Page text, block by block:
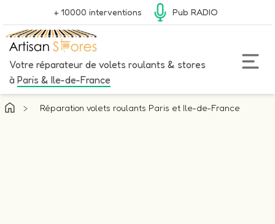
+ 10000 interventions Pub RADIO
Votre réparateur de volets roulants & stores
à Paris & Ile-de-France
> Réparation volets roulants Paris et Ile-de-France